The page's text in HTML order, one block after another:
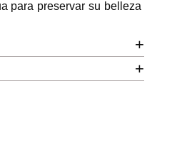
para preservar su belleza
+
+